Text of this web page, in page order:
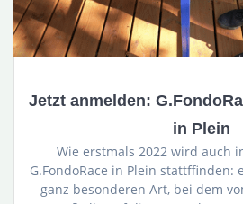
Jetzt anmelden:
in Plein
Wie erstmals 2022 wird auch
G.FondoRace in Plein stattffinden:
ganz besonderen Art, bei dem